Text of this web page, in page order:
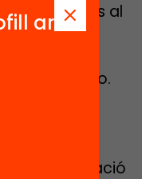
a sumar-nos al
hi
Marianao.
un repte!
una crida
Educació
ara